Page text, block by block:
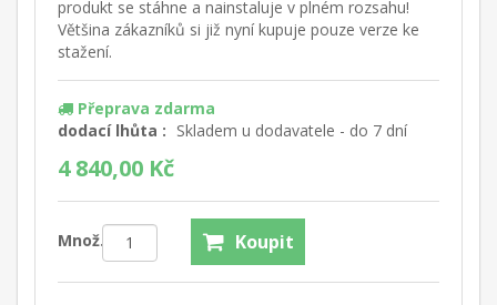
produkt se stáhne a nainstaluje v plném rozsahu!
Většina zákazníků si již nyní kupuje pouze verze ke
stažení.
Přeprava zdarma
dodací lhůta : Skladem u dodavatele - do 7 dní
4 840,00 Kč
Množ.: Koupit